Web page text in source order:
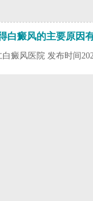
白癜风的主要原因
癜风医院 发布时间